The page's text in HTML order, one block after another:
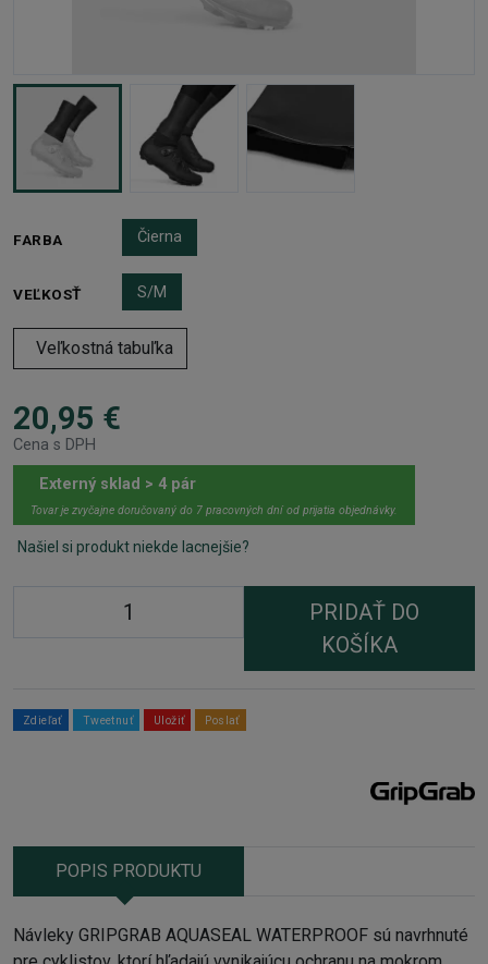
FARBA Čierna
VEĽKOSŤ S/M
Veľkostná tabuľka
20,95 €
Cena s DPH
Externý sklad > 4 pár
Tovar je zvyčajne doručovaný do 7 pracovných dní od prijatia objednávky.
Našiel si produkt niekde lacnejšie?
PRIDAŤ DO
KOŠÍKA
Zdieľať Tweetnuť Uložiť Poslať
POPIS PRODUKTU
Návleky GRIPGRAB AQUASEAL WATERPROOF sú navrhnuté